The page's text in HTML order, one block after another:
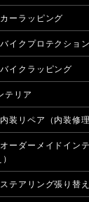
ーラッピング
イクプロテクショ
イクラッピング
テリア
装リペア（内装修理
ーダーメイドイン
テアリング張り替え